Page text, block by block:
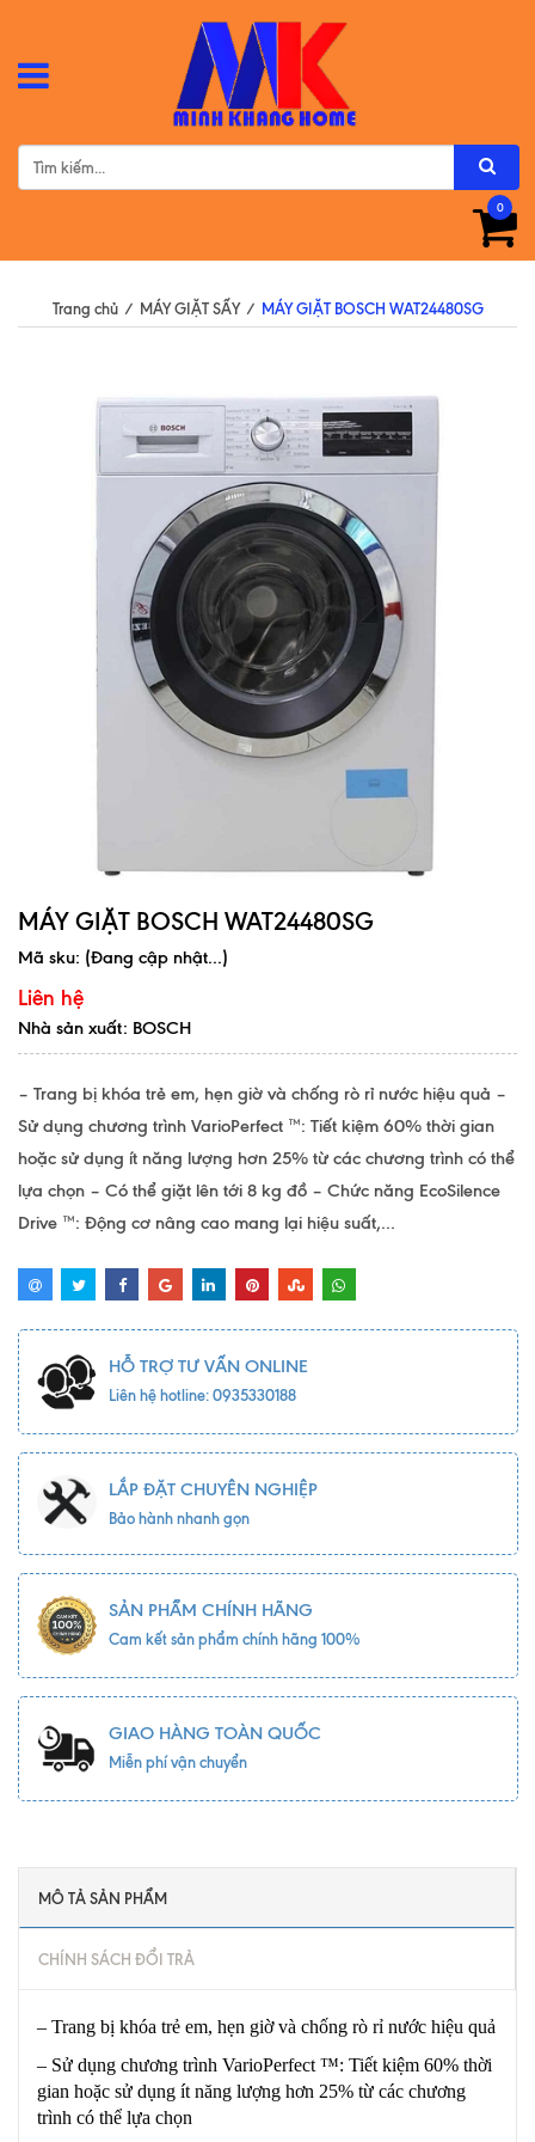
0
Trang chủ / MÁY GIẶT SẤY / MÁY GIẶT BOSCH WAT24480SG
MÁY GIẶT BOSCH WAT24480SG
Mã sku: (Đang cập nhật...)
Liên hệ
Nhà sản xuất: BOSCH
– Trang bị khóa trẻ em, hẹn giờ và chống rò rỉ nước hiệu quả –
Sử dụng chương trình VarioPerfect ™: Tiết kiệm 60% thời gian
hoặc sử dụng ít năng lượng hơn 25% từ các chương trình có thể
lựa chọn – Có thể giặt lên tới 8 kg đồ – Chức năng EcoSilence
Drive ™: Động cơ nâng cao mang lại hiệu suất,...
HỖ TRỢ TƯ VẤN ONLINE
Liên hệ hotline: 0935330188
LẮP ĐẶT CHUYÊN NGHIỆP
Bảo hành nhanh gọn
SẢN PHẨM CHÍNH HÃNG
Cam kết sản phẩm chính hãng 100%
GIAO HÀNG TOÀN QUỐC
Miễn phí vận chuyển
MÔ TẢ SẢN PHẨM
CHÍNH SÁCH ĐỔI TRẢ
– Trang bị khóa trẻ em, hẹn giờ và chống rò rỉ nước hiệu quả
– Sử dụng chương trình VarioPerfect ™: Tiết kiệm 60% thời
gian hoặc sử dụng ít năng lượng hơn 25% từ các chương
trình có thể lựa chọn